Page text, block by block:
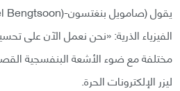
الفيزياء الذرية: «نحن نعمل الآن على
مختلفة مع ضوء الأشعة البنفسجية
ليزر الإلكترونات الحرة.